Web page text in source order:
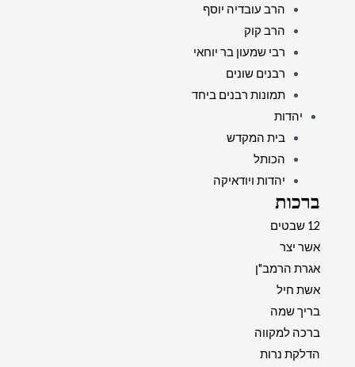
הרב עובדיה יוסף
הרב קוק
רבי שמעון בר יוחאי
רבנים שונים
תמונות רבנים ביחד
יהדות
בית המקדש
הכותל
יהדות ויודאיקה
ברכות
12 שבטים
אשר יצר
אגרת הרמב"ן
אשת חיל
בריך שמה
ברכה למקווה
הדלקת נרות